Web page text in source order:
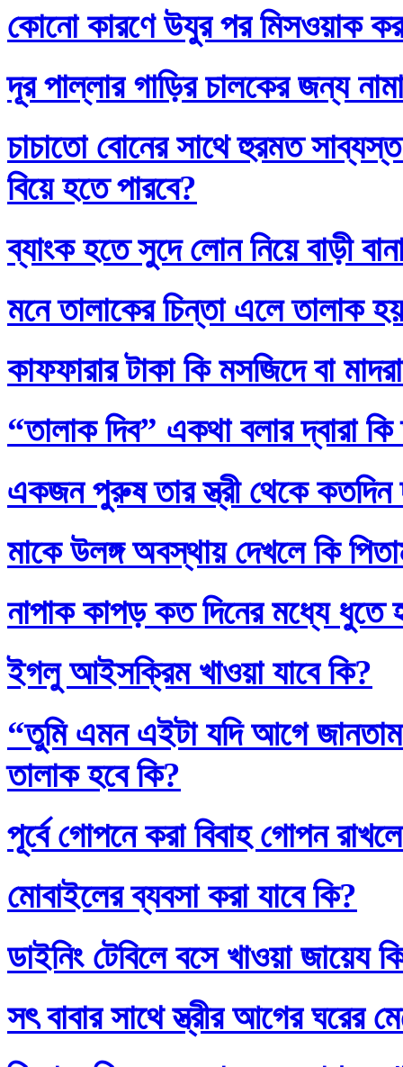
কোনো কারণে উযুর পর মিসওয়াক
দূর পাল্লার গাড়ির চালকের জন্য
চাচাতো বোনের সাথে হুরমত
বিয়ে হতে পারবে?
ব্যাংক হতে সুদে লোন নিয়ে বাড়ী
মনে তালাকের চিন্তা এলে তালাক
কাফফারার টাকা কি মসজিদে বা
“তালাক দিব” একথা বলার দ্বারা
একজন পুরুষ তার স্ত্রী থেকে কতদিন
মাকে উলঙ্গ অবস্থায় দেখলে কি
নাপাক কাপড় কত দিনের মধ্যে ধুতে
ইগলু আইসক্রিম খাওয়া যাবে কি?
“তুমি এমন এইটা যদি আগে
তালাক হবে কি?
পূর্বে গোপনে করা বিবাহ গোপন
মোবাইলের ব্যবসা করা যাবে কি?
ডাইনিং টেবিলে বসে খাওয়া জায়েয
সৎ বাবার সাথে স্ত্রীর আগের ঘরের